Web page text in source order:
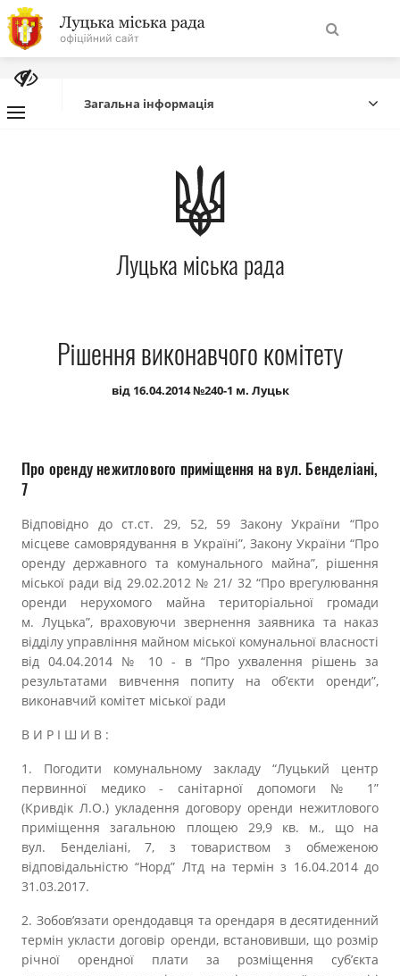
На
головну
Про місто
Міська влада
Міська рада
Публічна інформація
Документи
Загальна інформація
Луцька міська рада
Рішення виконавчого комітету
від 16.04.2014 №240-1 м. Луцьк
Про оренду нежитлового приміщення на вул. Бенделіані,
7
Відповідно до ст.ст. 29, 52, 59 Закону України “Про
місцеве самоврядування в Україні”, Закону України “Про
оренду державного та комунального майна”, рішення
міської ради від 29.02.2012 № 21/ 32 “Про врегулювання
оренди нерухомого майна територіальної громади
м. Луцька”, враховуючи звернення заявника та наказ
відділу управління майном міської комунальної власності
від 04.04.2014 № 10 -
в “Про ухвалення рішень за
результатами вивчення попиту на об’єкти оренди”,
виконавчий комітет міської ради
В И Р І Ш И В :
1. Погодити комунальному закладу “Луцький центр
первинної медико - санітарної допомоги № 1”
(Кривдік Л.О.) укладення договору оренди нежитлового
приміщення загальною площею 29,9 кв. м., що на
вул. Бенделіані, 7, з товариством з обмеженою
відповідальністю“Норд” Лтд на термін з 16.04.2014 до
31.03.2017.
2. Зобов’язати орендодавця та орендаря в десятиденний
термін укласти договір оренди, встановивши, що розмір
річної орендної плати за розміщення суб’єкта